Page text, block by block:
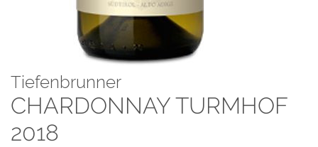
Tiefenbrunner
CHARDONNAY TURMHOF
2018